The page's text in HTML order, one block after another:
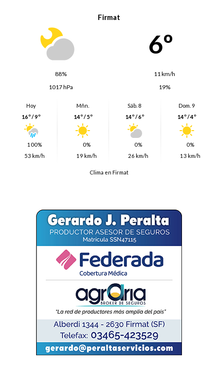
Firmat
6º
88%
11 km/h
1017 hPa
19%
Hoy
16º / 9º
100%
53 km/h
Mñn.
14º / 5º
0%
19 km/h
Sáb. 8
14º / 6º
0%
26 km/h
Dom. 9
14º / 4º
0%
13 km/h
Clima en Firmat